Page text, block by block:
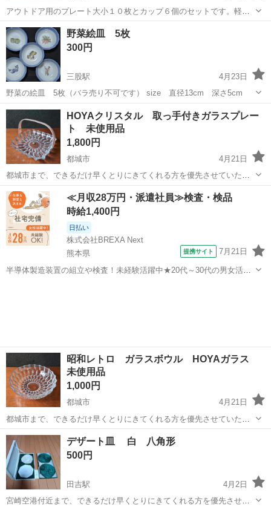
アウトドア用のプレート大小１０枚とカップ６個のセットです。軽量
なので持ち運びに便利です😌💓
宮崎 都城市 食器 アウトドア
野菜絵皿 5枚
300円
三股駅
4月23日
野菜の絵皿 5枚（バラ売り不可です） size 直径13cm 深さ5cm
宮崎 北諸県郡 三股駅 食器 バラ
HOYAクリスタル 取っ手付きガラスプレー
ト 未使用品
1,800円
都城市
4月21日
都城市まで、できるだけ早くとりにきてくれる方を優先させていただ
きます。お取引は、金〜月曜日の午後でお願いいたします。 22cm ず
いぶん古いものですが、大きなダメージは無さそうです。長期保管さ
れていたものです。 可能な...
宮崎 都城市 食器 HOYA
≪月収28万円・派遣社員≫検査・検品
時給1,400円
日払い
株式会社BREXA Next
熊本県
提携サイト 7月21日
半導体製造装置の組立や検査！未経験活躍中★20代～30代の男女活躍
昭和レトロ ガラスボウル HOYAガラス
未使用品
1,000円
都城市
4月21日
都城市まで、できるだけ早くとりにきてくれる方を優先させていただ
きます。お取引は、金〜月曜日の午後でお願いいたします。 ずいぶん
古いものですが、大きなダメージは無さそうです。長期保管されてい
たものです。 可能な範囲で掃除...
宮崎 都城市 食器 ガラス
デザート皿 白 八角形
500円
田吉駅
4月2日
宮崎空港付近まで、できるだけ早くとりにきてくれる方を優先させて